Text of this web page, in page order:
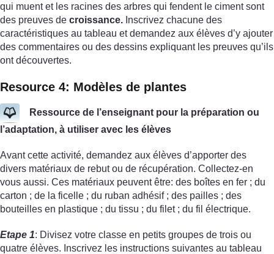
qui muent et les racines des arbres qui fendent le ciment sont
des preuves de croissance. Inscrivez chacune des
caractéristiques au tableau et demandez aux élèves d’y ajouter
des commentaires ou des dessins expliquant les preuves qu’ils
ont découvertes.
Resource 4: Modèles de plantes
Ressource de l’enseignant pour la préparation ou
l’adaptation, à utiliser avec les élèves
Avant cette activité, demandez aux élèves d’apporter des
divers matériaux de rebut ou de récupération. Collectez-en
vous aussi. Ces matériaux peuvent être: des boîtes en fer ; du
carton ; de la ficelle ; du ruban adhésif ; des pailles ; des
bouteilles en plastique ; du tissu ; du filet ; du fil électrique.
Etape 1: Divisez votre classe en petits groupes de trois ou
quatre élèves. Inscrivez les instructions suivantes au tableau